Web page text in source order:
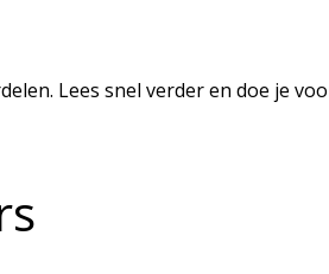
Lees snel verder en doe je